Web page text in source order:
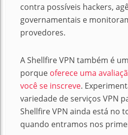
contra possíveis hackers,
governamentais e
provedores.
A Shellfire VPN também é
porque oferece uma
você se inscreve.
variedade de serviços VPN
Shellfire VPN ainda está no
quando entramos nos